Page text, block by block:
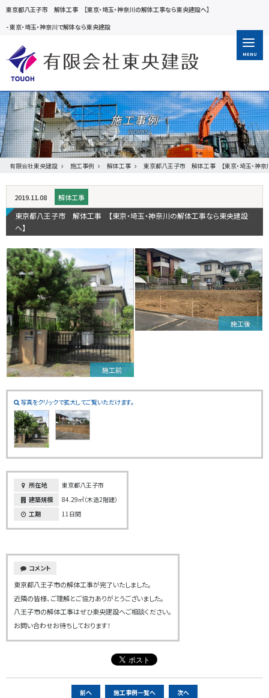
東京都八王子市 解体工事 【東京・埼玉・神奈川の解体工事なら東央建設へ】
-東京・埼玉・神奈川で解体なら東央建設
MENU
施工事例
有限会社東央建設 施工事例 解体工事 東京都八王子市 解体工事 【東京・埼玉・神奈
2019.11.08 解体工事
東京都八王子市 解体工事 【東京・埼玉・神奈川の解体工事なら東央建設
へ】
施工前
施工後
写真をクリックで拡大してご覧いただけます。
所在地
東京都八王子市
建築規模
84.29㎡（木造2階建）
工期
11日間
コメント
東京都八王子市の解体工事が完了いたしました。
近隣の皆様、ご理解とご協力ありがとうございました。
八王子市の解体工事はぜひ東央建設へご相談ください。
お問い合わせお待ちしております！
前へ 施工事例一覧へ 次へ